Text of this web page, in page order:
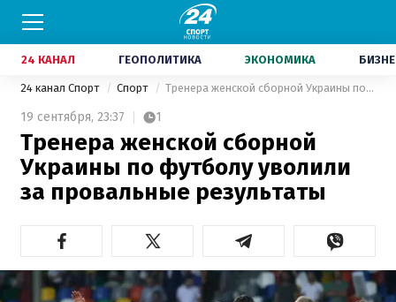
24 КАНАЛ ГЕОПОЛИТИКА ЭКОНОМИКА
24 канал Спорт Спорт Тренера женской сборной Украины по футболу уволили за провальные результаты
19 сентября, 23:37 1
Тренера женской сборной
Украины по футболу уволили
за провальные результаты